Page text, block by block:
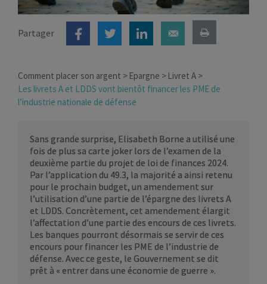
Partager
Comment placer son argent Epargne
Livret A
Les livrets A et LDDS vont bientôt financer les PME de
l’industrie nationale de défense
Sans grande surprise, Elisabeth Borne a utilisé une
fois de plus sa carte joker lors de l’examen de la
deuxième partie du projet de loi de finances 2024.
Par l’application du 49.3, la majorité a ainsi retenu
pour le prochain budget, un amendement sur
l’utilisation d’une partie de l’épargne des livrets A
et LDDS. Concrètement, cet amendement élargit
l’affectation d’une partie des encours de ces livrets.
Les banques pourront désormais se servir de ces
encours pour financer les PME de l’industrie de
défense. Avec ce geste, le Gouvernement se dit
prêt à « entrer dans une économie de guerre ».